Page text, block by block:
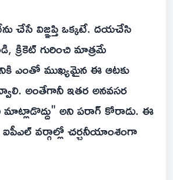
చేసే విజ్ఞప్తి ఒక్కటే. దయచేసి
క్రికెట్ గురించి మాత్రమే
ఎంతో ముఖ్యమైన ఈ ఆటకు
అంతేగానీ ఇతర అనవసర
అని ప‌రాగ్‌ కోరాడు. ఈ
ఐపీఎల్ వర్గాల్లో చర్చనీయాంశంగా